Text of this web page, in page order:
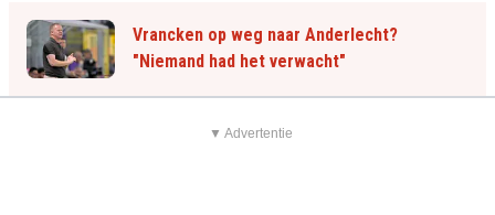
Vrancken op weg naar Anderlecht?
"Niemand had het verwacht"
▼ Advertentie